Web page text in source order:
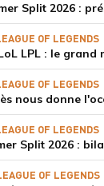
OF LEGENDS
OF LEGENDS
OF LEGENDS
OF LEGENDS